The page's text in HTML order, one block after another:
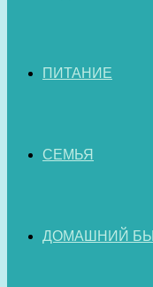
ПИТАНИЕ
СЕМЬЯ
ДОМАШНИЙ